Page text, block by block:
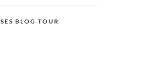
BLOG TOUR